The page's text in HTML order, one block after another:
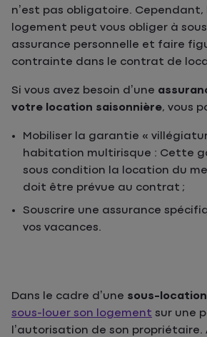
n’est pas obligatoire.
logement peut vous obliger à
assurance personnelle et faire
contrainte dans le contrat de
Si vous avez besoin d’une
votre location saisonnière, vous
Mobiliser la garantie «
habitation multirisque : Cette
sous condition la location du
doit être prévue au contrat ;
Souscrire une assurance
vos vacances.
Dans le cadre d’une sous-location
sous-louer son logement sur une
l’autorisation de son